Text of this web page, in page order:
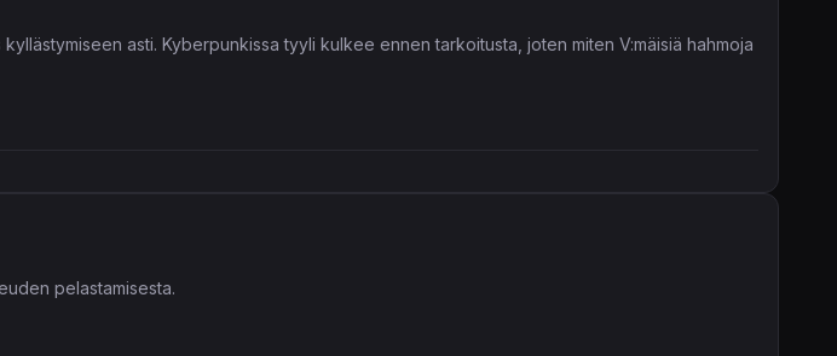
kyllästymiseen asti. Kyberpunkissa tyyli kulkee ennen tarkoitusta, joten miten V:mäisiä hahmoja
pelastamisesta.